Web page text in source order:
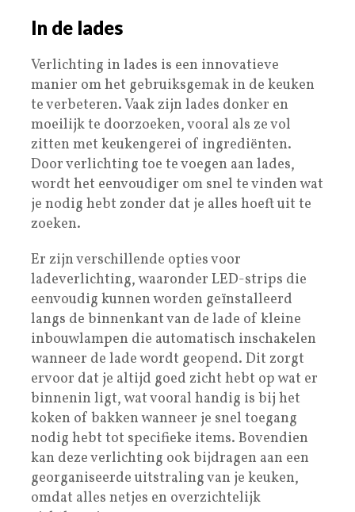
In de lades
Verlichting in lades is een innovatieve
manier om het gebruiksgemak in de keuken
te verbeteren. Vaak zijn lades donker en
moeilijk te doorzoeken, vooral als ze vol
zitten met keukengerei of ingrediënten.
Door verlichting toe te voegen aan lades,
wordt het eenvoudiger om snel te vinden wat
je nodig hebt zonder dat je alles hoeft uit te
zoeken.
Er zijn verschillende opties voor
ladeverlichting, waaronder LED-strips die
eenvoudig kunnen worden geïnstalleerd
langs de binnenkant van de lade of kleine
inbouwlampen die automatisch inschakelen
wanneer de lade wordt geopend. Dit zorgt
ervoor dat je altijd goed zicht hebt op wat er
binnenin ligt, wat vooral handig is bij het
koken of bakken wanneer je snel toegang
nodig hebt tot specifieke items. Bovendien
kan deze verlichting ook bijdragen aan een
georganiseerde uitstraling van je keuken,
omdat alles netjes en overzichtelijk